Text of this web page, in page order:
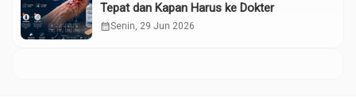
Tepat dan Kapan Harus ke Dokter
calendar_monthSenin, 29 Jun 2026